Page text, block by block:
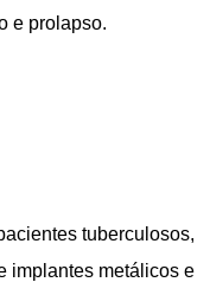
e prolapso.
tuberculosos,
implantes metálicos e